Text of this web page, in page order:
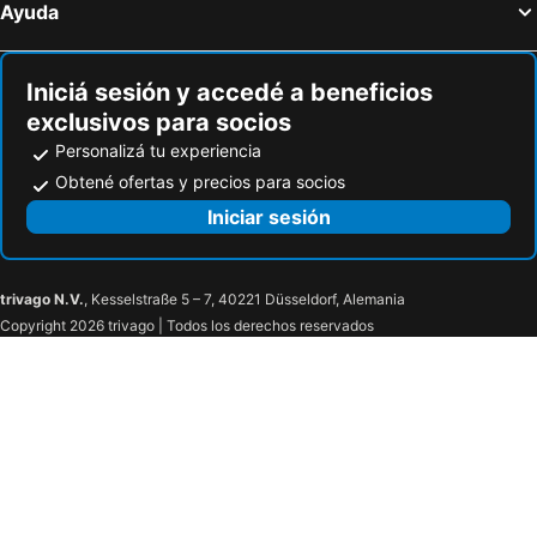
Hoteles en Willemstad
Hoteles en Carmelo
Hoteles en Fray Bentos
Ayuda
Iniciá sesión y accedé a beneficios
exclusivos para socios
Personalizá tu experiencia
Obtené ofertas y precios para socios
Iniciar sesión
trivago N.V., Kesselstraße 5 – 7, 40221 Düsseldorf, Alemania
Copyright 2026 trivago | Todos los derechos reservados